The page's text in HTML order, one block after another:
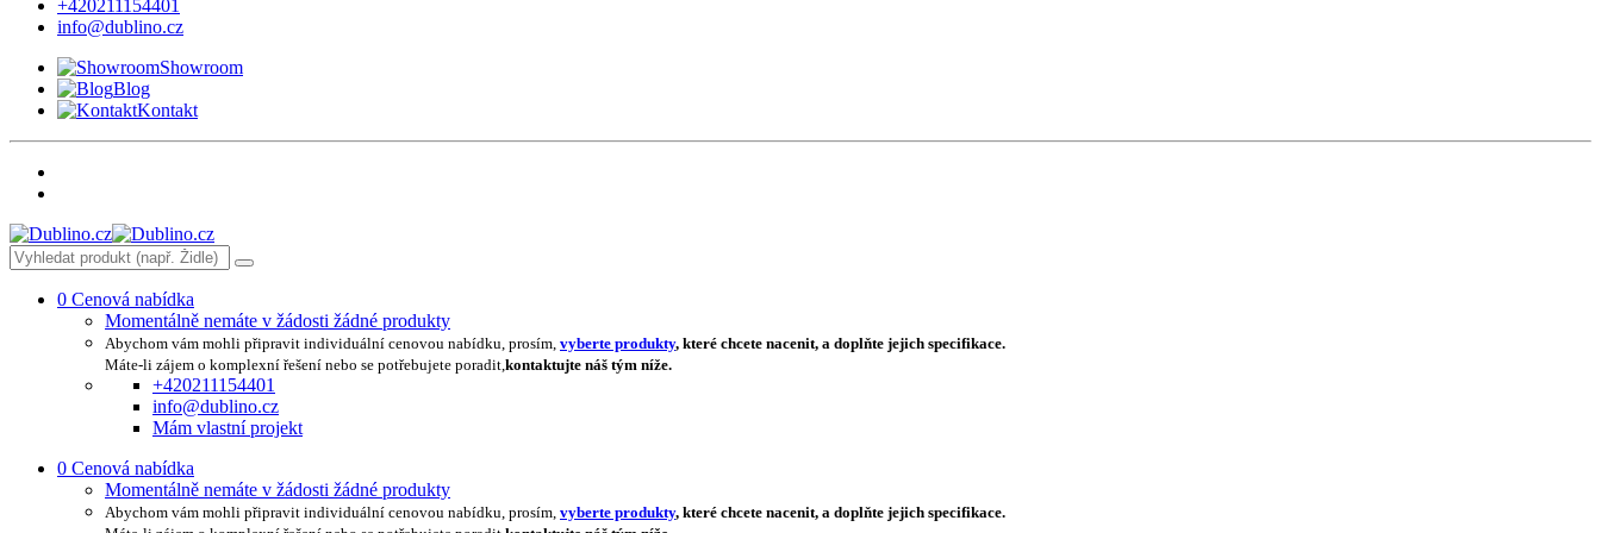
+420211154401
info@dublino.cz
Showroom
Blog
Kontakt
0 Cenová nabídka
Momentálně nemáte v žádosti žádné produkty
Abychom vám mohli připravit individuální cenovou nabídku, prosím, vyberte produkty, které chcete nacenit, a doplňte jejich specifikace.
Máte-li zájem o komplexní řešení nebo se potřebujete poradit,kontaktujte náš tým níže.
+420211154401
info@dublino.cz
Mám vlastní projekt
0 Cenová nabídka
Momentálně nemáte v žádosti žádné produkty
Abychom vám mohli připravit individuální cenovou nabídku, prosím, vyberte produkty, které chcete nacenit, a doplňte jejich specifikace.